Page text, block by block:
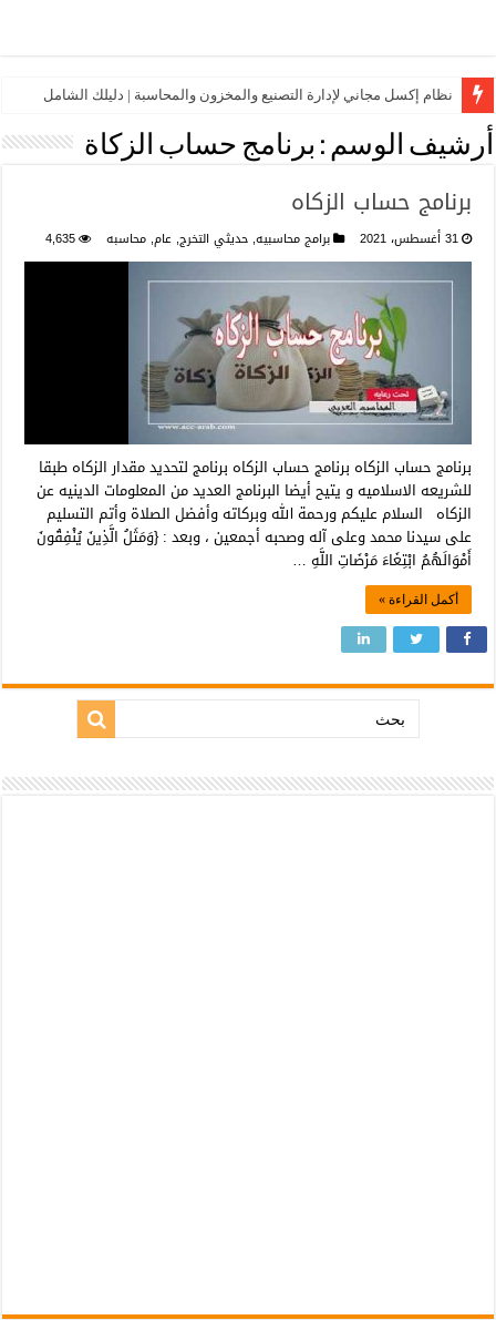
نظام إكسل مجاني لإدارة التصنيع والمخزون والمحاسبة | دليلك الشامل
أرشيف الوسم : برنامج حساب الزكاة
برنامج حساب الزكاه
31 أغسطس، 2021 برامج محاسبيه, حديثي التخرج, عام, محاسبه 4,635
برنامج حساب الزكاه برنامج حساب الزكاه برنامج لتحديد مقدار الزكاه طبقا
للشريعه الاسلاميه و يتيح أيضا البرنامج العديد من المعلومات الدينيه عن
الزكاه السلام عليكم ورحمة الله وبركاته وأفضل الصلاة وأتم التسليم
على سيدنا محمد وعلى آله وصحبه أجمعين ، وبعد : {وَمَثَلُ الَّذِينَ يُنْفِقُونَ
أَمْوَالَهُمُ ابْتِغَاءَ مَرْضَاتِ اللَّهِ …
أكمل القراءة »
بحث: